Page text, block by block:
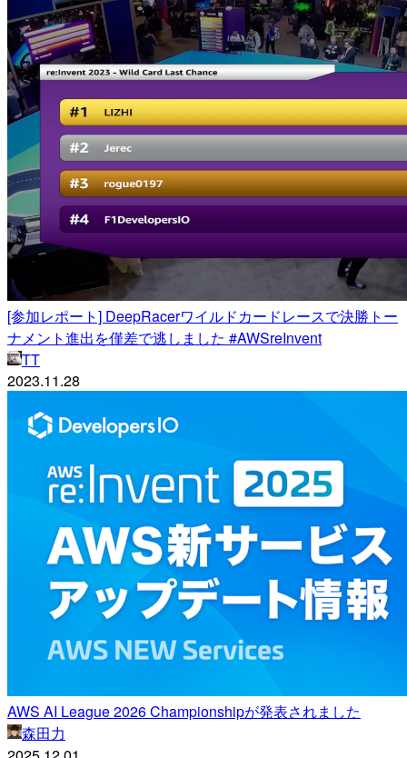
[参加レポート] DeepRacerワイルドカードレースで決勝トー
ナメント進出を僅差で逃しました #AWSreInvent
TT
2023.11.28
AWS AI League 2026 Championshipが発表されました
森田力